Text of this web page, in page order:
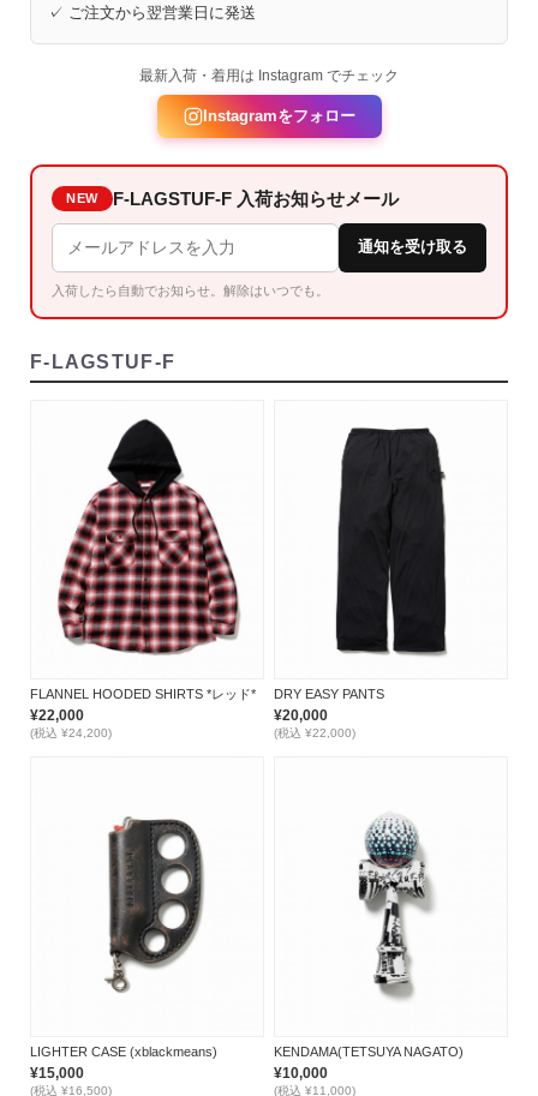
✓ ご注文から翌営業日に発送
最新入荷・着用は Instagram でチェック
Instagramをフォロー
NEW F-LAGSTUF-F 入荷お知らせメール
通知を受け取る
入荷したら自動でお知らせ。解除はいつでも。
F-LAGSTUF-F
FLANNEL HOODED SHIRTS *レッド*
¥22,000
(税込 ¥24,200)
DRY EASY PANTS
¥20,000
(税込 ¥22,000)
LIGHTER CASE (xblackmeans)
¥15,000
(税込 ¥16,500)
KENDAMA(TETSUYA NAGATO)
¥10,000
(税込 ¥11,000)